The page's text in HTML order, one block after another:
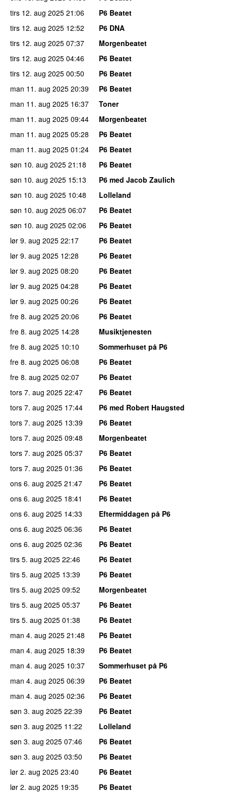
tirs 12. aug 2025 21:06
P6 Beatet
tirs 12. aug 2025 12:52
P6 DNA
tirs 12. aug 2025 07:37
Morgenbeatet
tirs 12. aug 2025 04:46
P6 Beatet
tirs 12. aug 2025 00:50
P6 Beatet
man 11. aug 2025 20:39
P6 Beatet
man 11. aug 2025 16:37
Toner
man 11. aug 2025 09:44
Morgenbeatet
man 11. aug 2025 05:28
P6 Beatet
man 11. aug 2025 01:24
P6 Beatet
søn 10. aug 2025 21:18
P6 Beatet
søn 10. aug 2025 15:13
P6 med Jacob Zaulich
søn 10. aug 2025 10:48
Lolleland
søn 10. aug 2025 06:07
P6 Beatet
søn 10. aug 2025 02:06
P6 Beatet
lør 9. aug 2025 22:17
P6 Beatet
lør 9. aug 2025 12:28
P6 Beatet
lør 9. aug 2025 08:20
P6 Beatet
lør 9. aug 2025 04:28
P6 Beatet
lør 9. aug 2025 00:26
P6 Beatet
fre 8. aug 2025 20:06
P6 Beatet
fre 8. aug 2025 14:28
Musiktjenesten
fre 8. aug 2025 10:10
Sommerhuset på P6
fre 8. aug 2025 06:08
P6 Beatet
fre 8. aug 2025 02:07
P6 Beatet
tors 7. aug 2025 22:47
P6 Beatet
tors 7. aug 2025 17:44
P6 med Robert Haugsted
tors 7. aug 2025 13:39
P6 Beatet
tors 7. aug 2025 09:48
Morgenbeatet
tors 7. aug 2025 05:37
P6 Beatet
tors 7. aug 2025 01:36
P6 Beatet
ons 6. aug 2025 21:47
P6 Beatet
ons 6. aug 2025 18:41
P6 Beatet
ons 6. aug 2025 14:33
Eftermiddagen på P6
ons 6. aug 2025 06:36
P6 Beatet
ons 6. aug 2025 02:36
P6 Beatet
tirs 5. aug 2025 22:46
P6 Beatet
tirs 5. aug 2025 13:39
P6 Beatet
tirs 5. aug 2025 09:52
Morgenbeatet
tirs 5. aug 2025 05:37
P6 Beatet
tirs 5. aug 2025 01:38
P6 Beatet
man 4. aug 2025 21:48
P6 Beatet
man 4. aug 2025 18:39
P6 Beatet
man 4. aug 2025 10:37
Sommerhuset på P6
man 4. aug 2025 06:39
P6 Beatet
man 4. aug 2025 02:36
P6 Beatet
søn 3. aug 2025 22:39
P6 Beatet
søn 3. aug 2025 11:22
Lolleland
søn 3. aug 2025 07:46
P6 Beatet
søn 3. aug 2025 03:50
P6 Beatet
lør 2. aug 2025 23:40
P6 Beatet
lør 2. aug 2025 19:35
P6 Beatet